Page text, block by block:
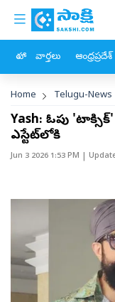
Skip to main content
custom menu
హోం వార్తలు ఆంధ్రప్రదేశ్
Breadcrumb
Home Telugu-News
Yash: ఓవైపు
ఎస్టేట్‌లోకి
Jun 3 2026 1:53 PM |